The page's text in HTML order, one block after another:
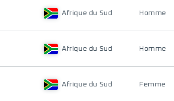
Afrique du Sud Homme
Afrique du Sud Homme
Afrique du Sud Femme